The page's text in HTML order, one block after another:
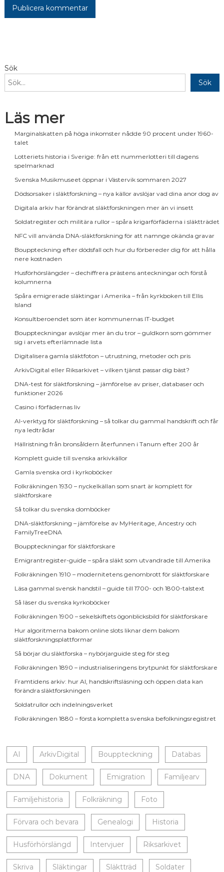
Sök
Sök
Läs mer
Marginalskatten på höga inkomster nådde 90 procent under 1960-
talet
Lotteriets historia i Sverige: från ett nummerlotteri till dagens
spelmarknad
Svenska Musikmuseet öppnar i Västervik sommaren 2027
Dödsorsaker i släktforskning – nya källor avslöjar vad dina anor dog av
Digitala arkiv har förändrat släktforskningen mer än vi insett
Soldatregister och militära rullor – spåra krigarförfäderna i släktträdet
NFC vill använda DNA-släktforskning för att namnge okända gravar
Bouppteckning efter dödsfall och hur du förbereder dig för att hålla
nere kostnaden
Husförhörslängder – dechiffrera prästens anteckningar och förstå
kolumnerna
Spåra emigrerade släktingar i Amerika – från kyrkboken till Ellis
Island
Konsultberoendet som äter kommunernas IT-budget
Bouppteckningar avslöjar mer än du tror – guldkorn som gömmer
sig i arvets efterlämnade lista
Digitalisera gamla släktfoton – utrustning, metoder och pris
ArkivDigital eller Riksarkivet – vilken tjänst passar dig bäst?
DNA-test för släktforskning – jämförelse av priser, databaser och
funktioner 2026
Casino i förfädernas liv
AI-verktyg för släktforskning – så tolkar du gammal handskrift och får
nya ledtrådar
Hällristning från bronsåldern återfunnen i Tanum efter 200 år
Komplett guide till svenska arkivkällor
Gamla svenska ord i kyrkoböcker
Folkräkningen 1930 – nyckelkällan som snart är komplett för
släktforskare
Så tolkar du svenska domböcker
DNA-släktforskning – jämförelse av MyHeritage, Ancestry och
FamilyTreeDNA
Bouppteckningar för släktforskare
Emigrantregister-guide – spåra släkt som utvandrade till Amerika
Folkräkningen 1910 – modernitetens genombrott för släktforskare
Läsa gammal svensk handstil – guide till 1700- och 1800-talstext
Så läser du svenska kyrkoböcker
Folkräkningen 1900 – sekelskiftets ögonblicksbild för släktforskare
Hur algoritmerna bakom online slots liknar dem bakom
släktforskningsplattformar
Så börjar du släktforska – nybörjarguide steg för steg
Folkräkningen 1890 – industrialiseringens brytpunkt för släktforskare
Framtidens arkiv: hur AI, handskriftsläsning och öppen data kan
förändra släktforskningen
Soldatrullor och indelningsverket
Folkräkningen 1880 – första kompletta svenska befolkningsregistret
AI ArkivDigital Bouppteckning Databas
DNA Dokument Emigration Familjearv
Familjehistoria Folkräkning Foto
Förvara och bevara Genealogi Historia
Husförhörslängd Intervjuer Riksarkivet
Skriva Släktingar Släktträd Soldater